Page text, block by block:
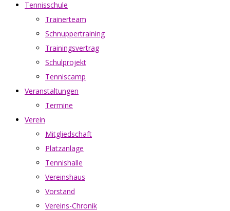
Tennisschule
Trainerteam
Schnuppertraining
Trainingsvertrag
Schulprojekt
Tenniscamp
Veranstaltungen
Termine
Verein
Mitgliedschaft
Platzanlage
Tennishalle
Vereinshaus
Vorstand
Vereins-Chronik